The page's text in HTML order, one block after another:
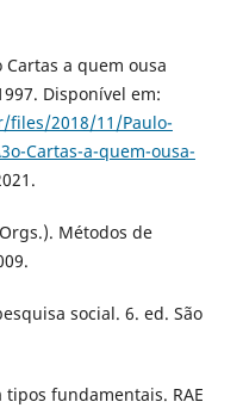
Cartas a quem ousa
Disponível em:
files/2018/11/Paulo-
Cartas-a-quem-ousa-
Métodos de
social. 6. ed. São
tipos fundamentais. RAE